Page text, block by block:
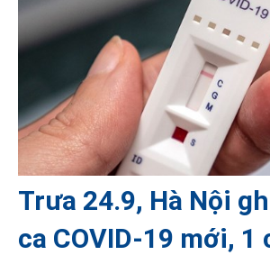
Trưa 24.9, Hà Nội
ca COVID-19 mới, 1